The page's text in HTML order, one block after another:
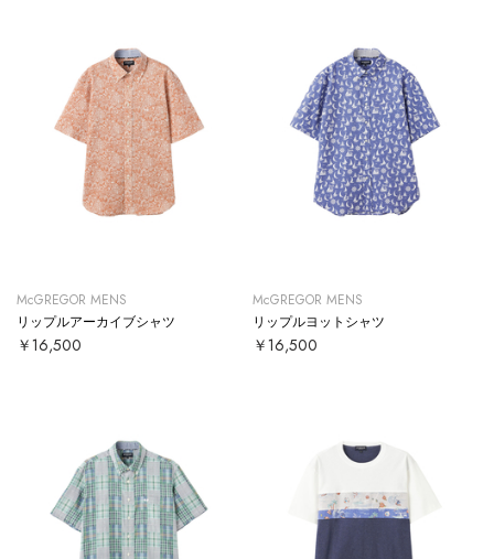
McGREGOR MENS
リップルアーカイブシャツ
￥16,500
McGREGOR MENS
リップルヨットシャツ
￥16,500